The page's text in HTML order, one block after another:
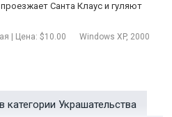
Санта Клаус и гуляют
| Цена: $10.00 Windows XP, 2000
Украшательства